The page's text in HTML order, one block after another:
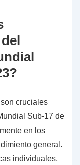
cruciales
Sub-17 de
en los
general.
individuales,